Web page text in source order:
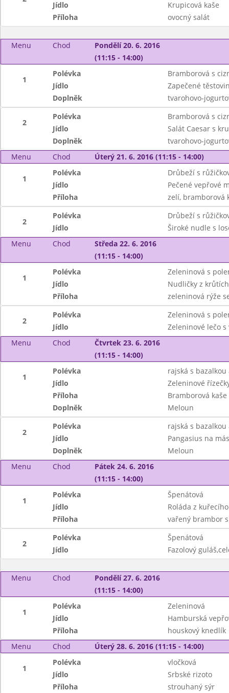
Jídlo
Krupicová kaše
Příloha
ovocný salát
Menu Chod
Pondělí 20. 6. 2016
(11:15 - 14:00)
1
Polévka
Bramborová s
Jídlo
Zapečené
Doplněk
tvarohovo-
2
Polévka
Bramborová s
Jídlo
Salát Caesar s
Doplněk
tvarohovo-
Menu
Chod Úterý 21. 6. 2016 (11:15 - 14:00)
1
Polévka
Drůbeží s
Jídlo
Pečené vepřové
Příloha
zelí, bramborová
2
Polévka
Drůbeží s
Jídlo
Široké nudle s
Menu
Chod
Středa 22. 6. 2016
(11:15 - 14:00)
1
Polévka
Zeleninová s
Jídlo
Nudličky z
Příloha
zeleninová rýže
2
Polévka
Zeleninová s
Jídlo
Zeleninové lečo s
Menu
Chod
Čtvrtek 23. 6. 2016
(11:15 - 14:00)
1
Polévka
rajská s
Jídlo
Zeleninové
Příloha
Bramborová kaše
Doplněk
Meloun
2
Polévka
rajská s
Jídlo
Pangasius na
Doplněk
Meloun
Menu
Chod
Pátek 24. 6. 2016
(11:15 - 14:00)
1
Polévka
Špenátová
Jídlo
Roláda z
Příloha
vařený brambor
2
Polévka
Špenátová
Jídlo
Fazolový
Menu Chod
Pondělí 27. 6. 2016
(11:15 - 14:00)
1
Polévka
Zeleninová
Jídlo
Hamburská
Příloha
houskový knedlík
Menu
Chod Úterý 28. 6. 2016 (11:15 - 14:00)
1
Polévka
vločková
Jídlo
Srbské rizoto
Příloha
strouhaný sýr